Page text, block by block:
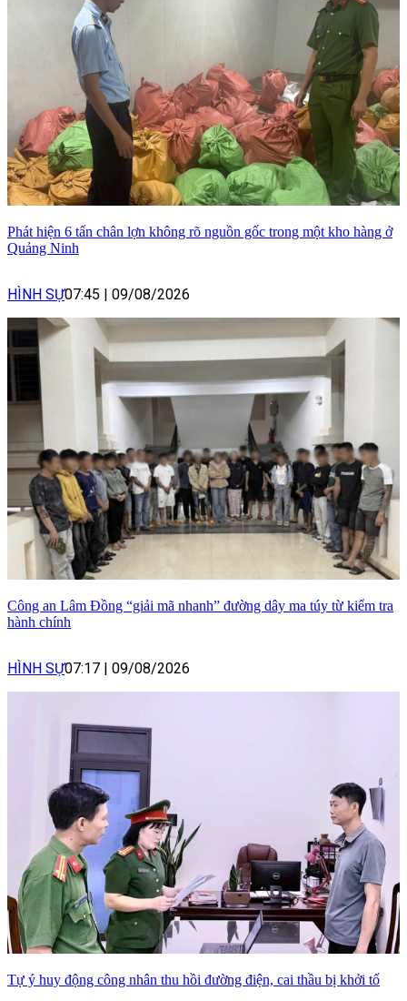
Phát hiện 6 tấn chân lợn không rõ nguồn gốc trong một kho hàng ở
Quảng Ninh
HÌNH SỰ07:45 | 09/08/2026
Công an Lâm Đồng “giải mã nhanh” đường dây ma túy từ kiểm tra
hành chính
HÌNH SỰ07:17 | 09/08/2026
Tự ý huy động công nhân thu hồi đường điện, cai thầu bị khởi tố